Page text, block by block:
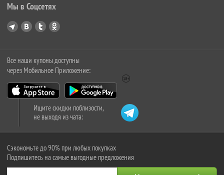
Мы в Соцсетях
Все наши купоны доступны
через Мобильное Приложение:
Ищите скидки поблизости,
не выходя из чата:
Сэкономьте до 90% при любых покупках
Подпишитесь на самые выгодные предложения